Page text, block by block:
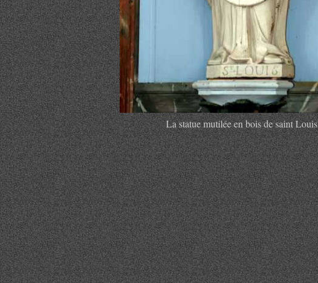
La statue mutilée en bois de saint Louis